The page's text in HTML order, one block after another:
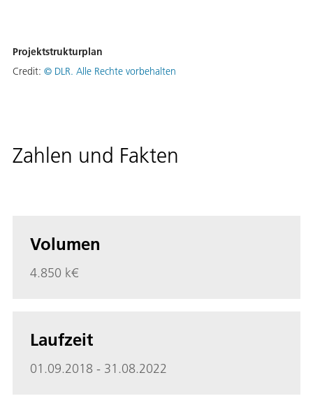
Projektstrukturplan
Credit: © DLR. Alle Rechte vorbehalten
Zahlen und Fakten
Volumen
4.850 k€
Laufzeit
01.09.2018 - 31.08.2022